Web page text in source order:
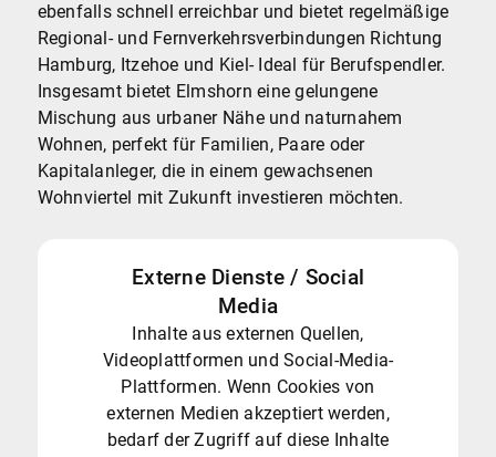
ebenfalls schnell erreichbar und bietet regelmäßige
Regional- und Fernverkehrsverbindungen Richtung
Hamburg, Itzehoe und Kiel- Ideal für Berufspendler.
Insgesamt bietet Elmshorn eine gelungene
Mischung aus urbaner Nähe und naturnahem
Wohnen, perfekt für Familien, Paare oder
Kapitalanleger, die in einem gewachsenen
Wohnviertel mit Zukunft investieren möchten.
Externe Dienste / Social
Media
Inhalte aus externen Quellen,
Videoplattformen und Social-Media-
Plattformen. Wenn Cookies von
externen Medien akzeptiert werden,
bedarf der Zugriff auf diese Inhalte